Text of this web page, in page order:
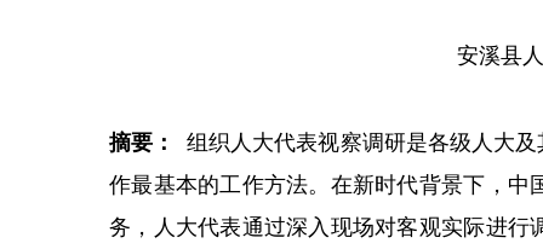
安溪县
摘要：组织人大代表视察调研是各级人大
作最基本的工作方法。在新时代背景下，
务，人大代表通过深入现场对客观实际进